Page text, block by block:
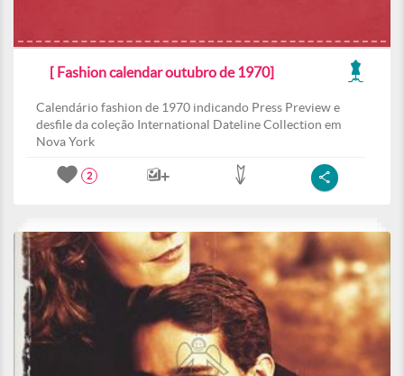
[ Fashion calendar outubro de 1970]
Calendário fashion de 1970 indicando Press Preview e
desfile da coleção International Dateline Collection em
Nova York
2